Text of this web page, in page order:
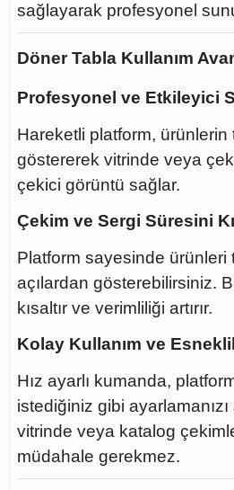
sağlayarak profesyonel
Döner Tabla Kullanım
Profesyonel ve Etkileyici
Hareketli platform, ürünlerin
göstererek vitrinde veya
çekici görüntü sağlar.
Çekim ve Sergi Süresini
Platform sayesinde ürünleri
açılardan gösterebilirsiniz.
kısaltır ve verimliliği artırır.
Kolay Kullanım ve
Hız ayarlı kumanda,
istediğiniz gibi
vitrinde veya katalog
müdahale gerekmez.